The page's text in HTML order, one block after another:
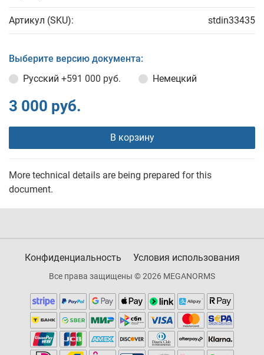
Артикул (SKU): stdin33435
Выберите версию документа:
Русский +591 000 руб. Немецкий
3 000 руб.
В корзину
More technical details are being prepared for this
document.
Конфиденциальность Условия использования
Все права защищены © 2026 MEGANORMS